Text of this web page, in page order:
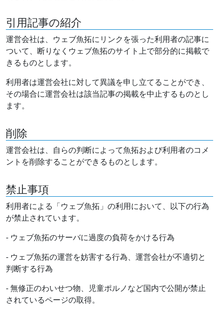
引用記事の紹介
運営会社は、ウェブ魚拓にリンクを張った利用者の記事に
ついて、断りなくウェブ魚拓のサイト上で部分的に掲載で
きるものとします。
利用者は運営会社に対して異議を申し立てることができ、
その場合に運営会社は該当記事の掲載を中止するものとし
ます。
削除
運営会社は、自らの判断によって魚拓および利用者のコメ
ントを削除することができるものとします。
禁止事項
利用者による「ウェブ魚拓」の利用において、以下の行為
が禁止されています。
- ウェブ魚拓のサーバに過度の負荷をかける行為
- ウェブ魚拓の運営を妨害する行為、運営会社が不適切と
判断する行為
- 無修正のわいせつ物、児童ポルノなど国内で公開が禁止
されているページの取得。